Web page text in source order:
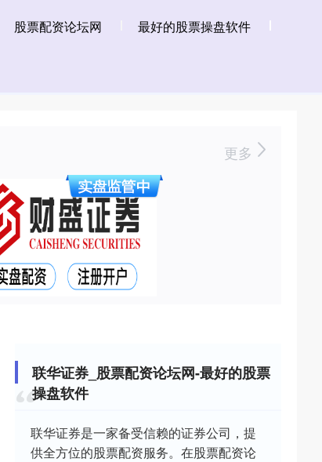
股票配资论坛网 最好的股票操盘软件
更多
联华证券_股票配资论坛网-最好的股票
操盘软件
联华证券是一家备受信赖的证券公司，提
供全方位的股票配资服务。在股票配资论